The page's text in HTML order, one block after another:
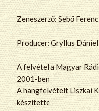
Zeneszerző: Sebő Ferenc
Producer: Gryllus
A felvétel a Magyar
2001-ben
A hangfelvételt Liszkai
készítette